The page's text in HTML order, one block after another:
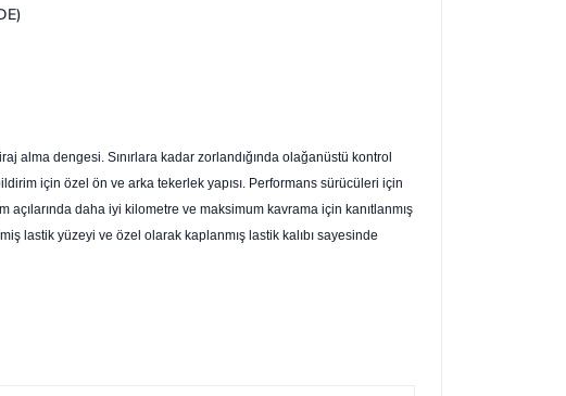
alma dengesi. Sınırlara kadar zorlandığında olağanüstü kontrol
için özel ön ve arka tekerlek yapısı. Performans sürücüleri için
açılarında daha iyi kilometre ve maksimum kavrama için kanıtlanmış
lastik yüzeyi ve özel olarak kaplanmış lastik kalıbı sayesinde